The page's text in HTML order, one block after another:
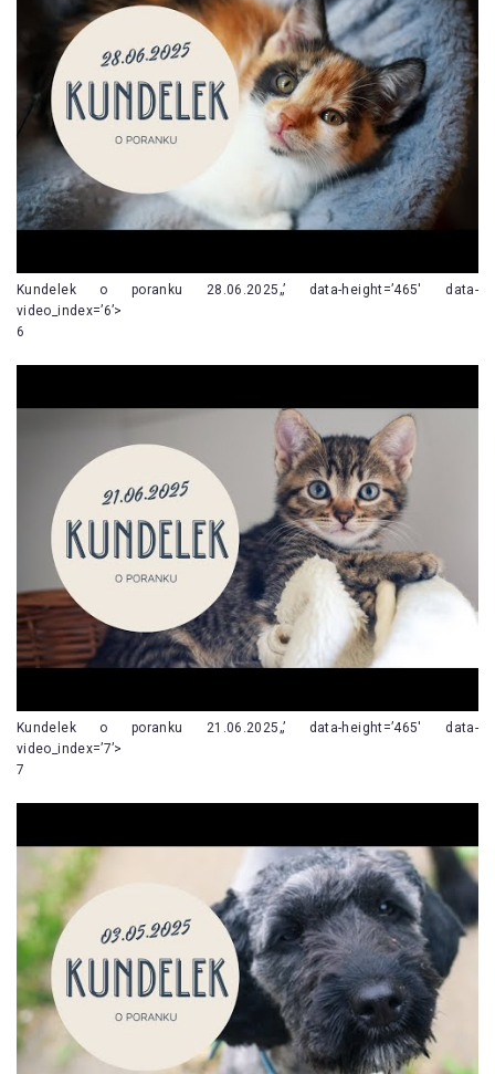
Kundelek o poranku 28.06.2025„’ data-height=’465′ data-
video_index=’6’>
6
Kundelek o poranku 21.06.2025„’ data-height=’465′ data-
video_index=’7’>
7